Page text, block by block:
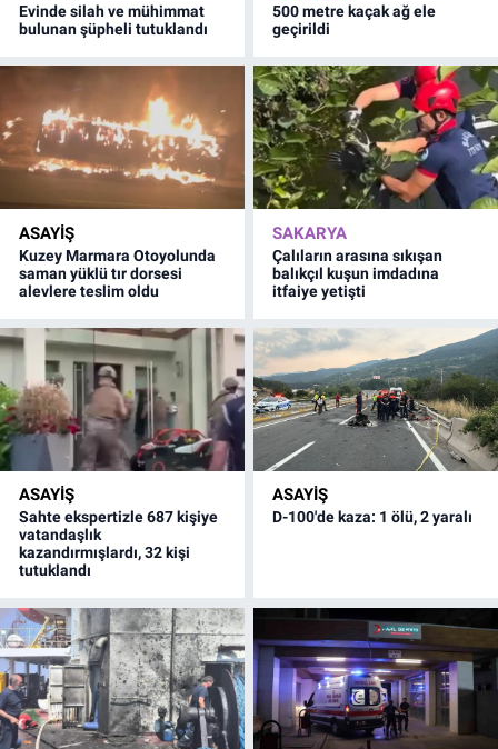
Evinde silah ve mühimmat
bulunan şüpheli tutuklandı
500 metre kaçak ağ ele
geçirildi
ASAYİŞ
Kuzey Marmara Otoyolunda
saman yüklü tır dorsesi
alevlere teslim oldu
SAKARYA
Çalıların arasına sıkışan
balıkçıl kuşun imdadına
itfaiye yetişti
ASAYİŞ
Sahte ekspertizle 687 kişiye
vatandaşlık
kazandırmışlardı, 32 kişi
tutuklandı
ASAYİŞ
D-100'de kaza: 1 ölü, 2 yaralı